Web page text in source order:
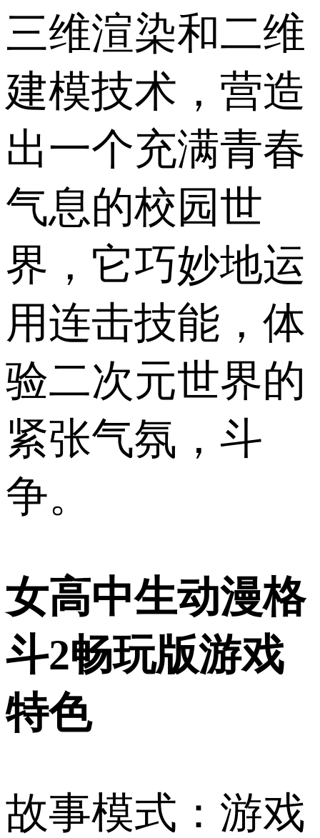
三维渲染和二维
建模技术，营造
出一个充满青春
气息的校园世
界，它巧妙地运
用连击技能，体
验二次元世界的
紧张气氛，斗
争。
女高中生动漫格
斗2畅玩版游戏
特色
故事模式：游戏